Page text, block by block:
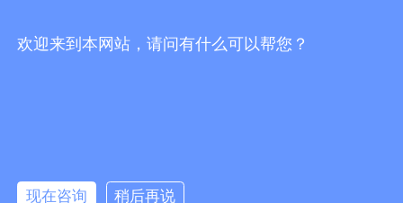
欢迎来到本网站，请问有什么可以帮您？
现在咨询 稍后再说